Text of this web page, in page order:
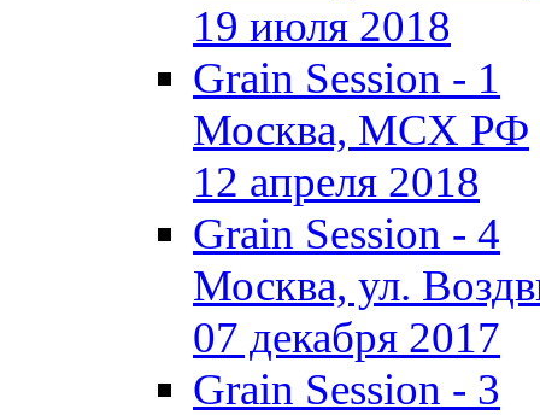
19 июля 2018
Grain Session - 1
Москва, МСХ РФ
12 апреля 2018
Grain Session - 4
Москва, ул.
07 декабря 2017
Grain Session - 3